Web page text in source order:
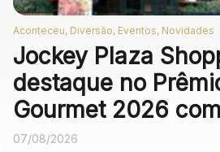
Aconteceu, Diversão, Eventos, Novidades
Jockey Plaza
destaque no
Gourmet 2026
operações
07/08/2026